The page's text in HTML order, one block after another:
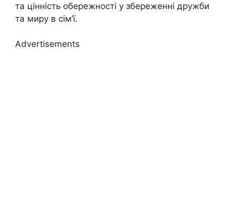
та цінність обережності у збереженні дружби
та миру в сім’ї.
Advertisements